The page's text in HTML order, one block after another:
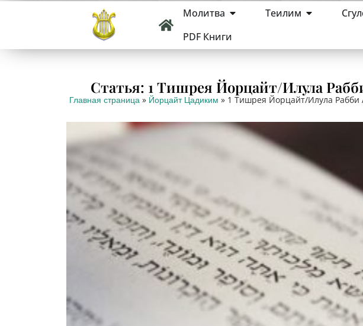
Молитва Теилим
PDF Книги
Статья: 1 Тишрея Йорцайт/Илула
Главная страница » Йорцайт Цадиким » 1 Тишрея Йорцайт/Илула